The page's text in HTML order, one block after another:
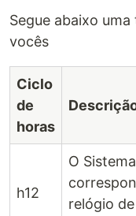
Segue abaixo
vocês
Ciclo
de
horas
h12
O
relógio